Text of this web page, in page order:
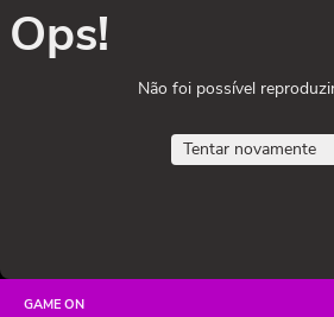
Ops!
Não foi possível
Tentar novamente
GAME ON